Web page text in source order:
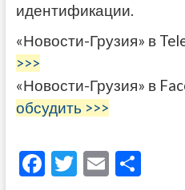
идентификации.
«Новости-Грузия» в
>>>
«Новости-Грузия» в
обсудить >>>
F T E О